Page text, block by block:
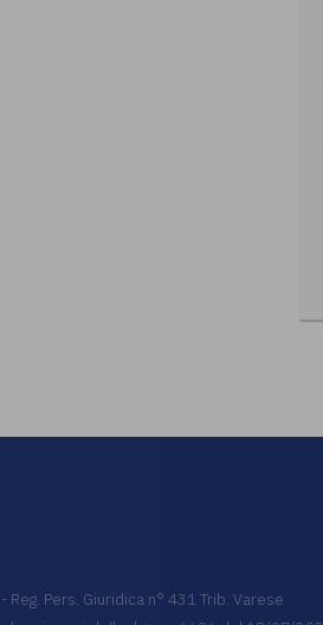
Pers. Giuridica n° 431 Trib. Varese